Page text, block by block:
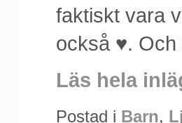
faktiskt vara
också ♥.
Läs hela
Postad i Barn,